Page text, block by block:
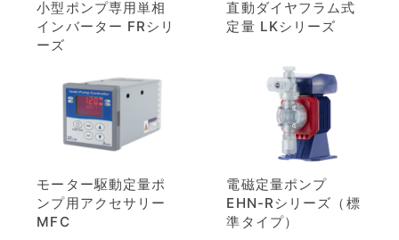
小型ポンプ専用単相
インバーター FRシリ
ーズ
直動ダイヤフラム式
定量 LKシリーズ
モーター駆動定量ポ
ンプ用アクセサリー
MFC
電磁定量ポンプ
EHN-Rシリーズ（標
準タイプ）